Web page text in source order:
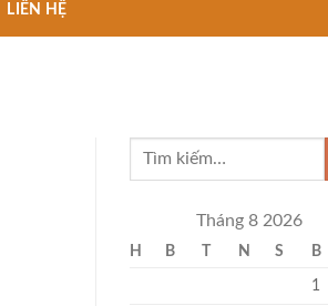
LIÊN HỆ
Tháng 8 2026
H B T N S B
1